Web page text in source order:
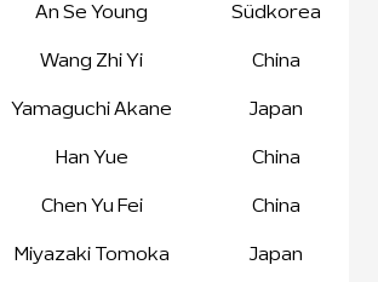
An Se Young Südkorea
Wang Zhi Yi China
Yamaguchi Akane Japan
Han Yue China
Chen Yu Fei China
Miyazaki Tomoka Japan